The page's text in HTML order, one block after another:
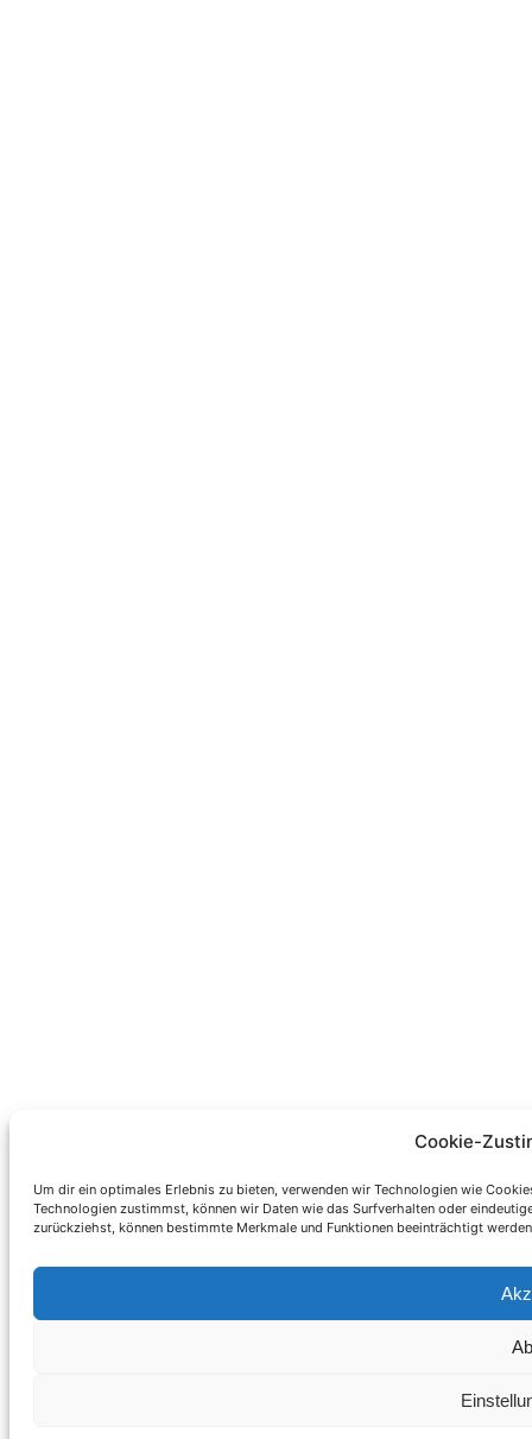
Cookie-
Um dir ein optimales Erlebnis zu bieten, verwenden wir Technologien wie
Technologien zustimmst, können wir Daten wie das Surfverhalten oder
zurückziehst, können bestimmte Merkmale und Funktionen beeinträchtigt